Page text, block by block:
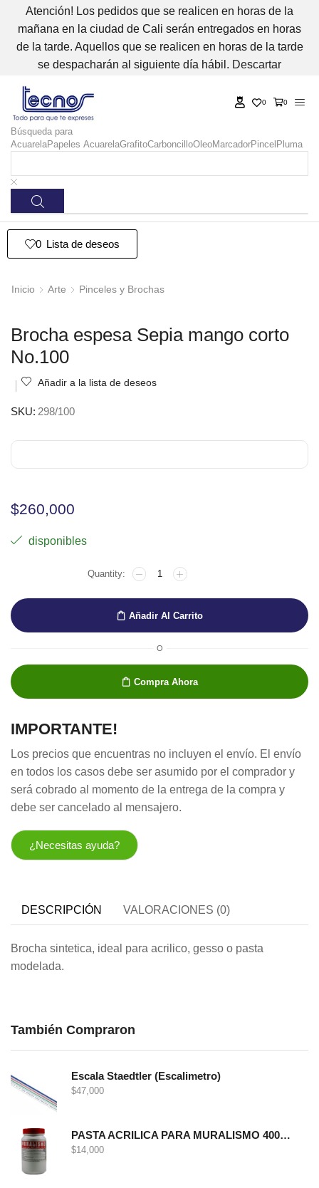
Atención! Los pedidos que se realicen en horas de la
mañana en la ciudad de Cali serán entregados en horas
de la tarde. Aquellos que se realicen en horas de la tarde
se despacharán al siguiente día hábil. Descartar
Búsqueda para
AcuarelaPapeles AcuarelaGrafitoCarboncilloOleoMarcadorPincel Pluma
0 0
0 Lista de deseos
Inicio Arte Pinceles y Brochas
Brocha espesa Sepia mango corto
No.100
Añadir a la lista de deseos
SKU: 298/100
$260,000
disponibles
Añadir Al Carrito
O
Compra Ahora
IMPORTANTE!
Los precios que encuentras no incluyen el envío. El envío
en todos los casos debe ser asumido por el comprador y
será cobrado al momento de la entrega de la compra y
debe ser cancelado al mensajero.
¿Necesitas ayuda?
DESCRIPCIÓN VALORACIONES (0)
Brocha sintetica, ideal para acrilico, gesso o pasta
modelada.
También Compraron
Escala Staedtler (Escalimetro)
$47,000
PASTA ACRILICA PARA MURALISMO 400 GRS
$14,000